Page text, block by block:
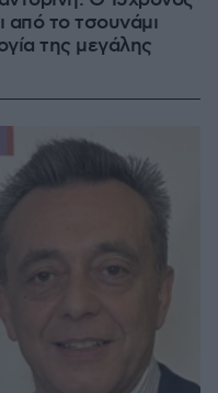
από το τσουνάμι
της μεγάλης